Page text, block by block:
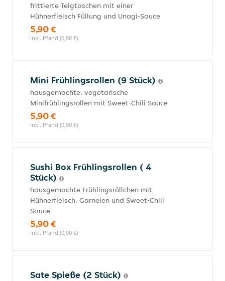
frittierte Teigtaschen mit einer
Hühnerfleisch Füllung und Unagi-Sauce
5,90 €
inkl. Pfand (0,00 €)
Mini Frühlingsrollen (9 Stück)
hausgemachte, vegetarische
Minifrühlingsrollen mit Sweet-Chili Sauce
5,90 €
inkl. Pfand (0,00 €)
Sushi Box Frühlingsrollen ( 4
Stück)
hausgemachte Frühlingsröllchen mit
Hühnerfleisch, Garnelen und Sweet-Chili
Sauce
5,90 €
inkl. Pfand (0,00 €)
Sate Spieße (2 Stück)